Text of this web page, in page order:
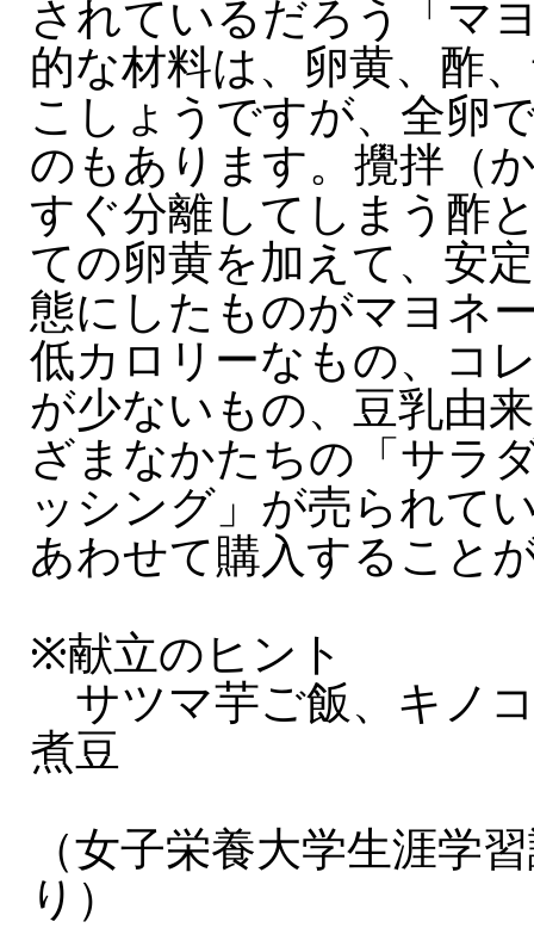
されているだろう「マ
的な材料は、卵黄、酢
こしょうですが、全卵
のもあります。攪拌（
すぐ分離してしまう酢
ての卵黄を加えて、安
態にしたものがマヨネ
低カロリーなもの、コ
が少ないもの、豆乳由
ざまなかたちの「サラ
ッシング」が売られて
あわせて購入すること
※献立のヒント
サツマ芋ご飯、キノ
煮豆
（女子栄養大学生涯学
り）